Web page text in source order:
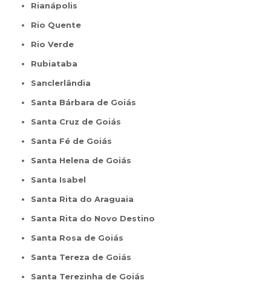
Rianápolis
Rio Quente
Rio Verde
Rubiataba
Sanclerlândia
Santa Bárbara de Goiás
Santa Cruz de Goiás
Santa Fé de Goiás
Santa Helena de Goiás
Santa Isabel
Santa Rita do Araguaia
Santa Rita do Novo Destino
Santa Rosa de Goiás
Santa Tereza de Goiás
Santa Terezinha de Goiás